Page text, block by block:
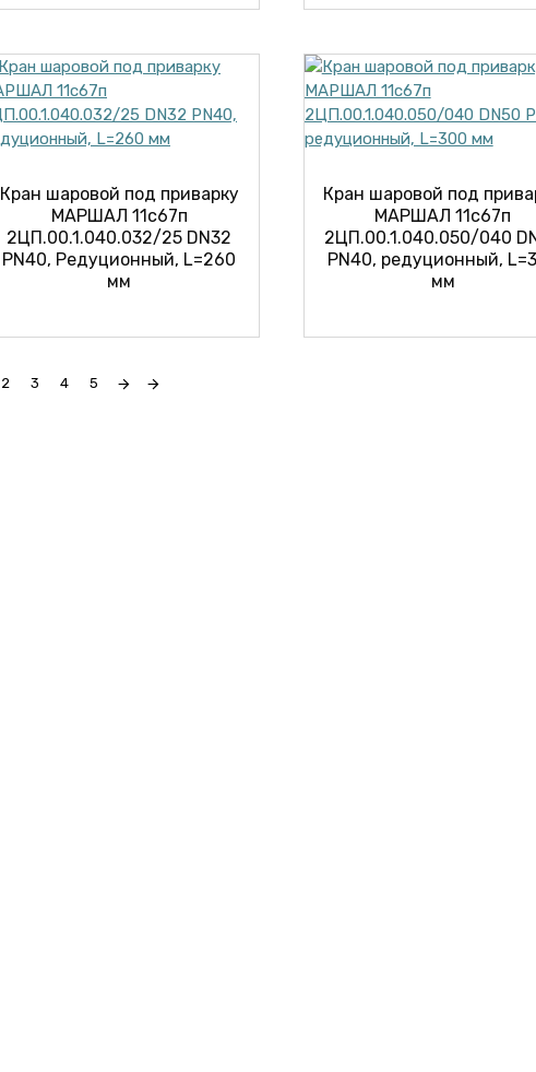
Кран шаровой под приварку
МАРШАЛ 11с67п
2ЦП.00.1.040.032/25 DN32
PN40, Редуционный, L=260
мм
Кран шаровой под
МАРШАЛ 11с67п
2ЦП.00.1.040.050/040
PN40, редуционный,
мм
2 3 4 5